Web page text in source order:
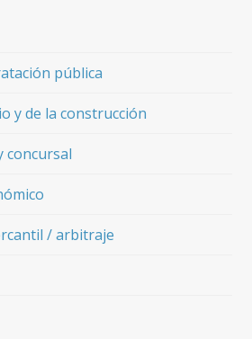
pública
y de la construcción
concursal
/ arbitraje